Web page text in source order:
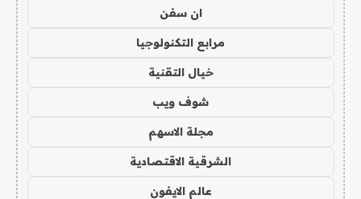
ان سفن
مرابع التكنولوجيا
خيال التقنية
شوف ويب
مجلة الاسهم
الشرقية الاقتصادية
عالم الايفون